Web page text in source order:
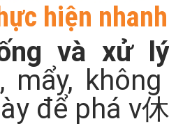
hiện nhanh
và xử
mẩy,
để phá v